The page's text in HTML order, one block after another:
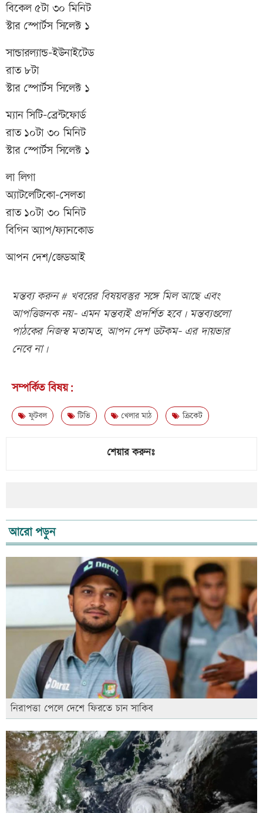
বিকেল ৫টা ৩০ মিনিট
স্টার স্পোর্টস সিলেক্ট ১
সান্ডারল্যান্ড-ইউনাইটেড
রাত ৮টা
স্টার স্পোর্টস সিলেক্ট ১
ম্যান সিটি-ব্রেন্টফোর্ড
রাত ১০টা ৩০ মিনিট
স্টার স্পোর্টস সিলেক্ট ১
লা লিগা
অ্যাটলেটিকো-সেলতা
রাত ১০টা ৩০ মিনিট
বিগিন অ্যাপ/ফ্যানকোড
আপন দেশ/জেডআই
মন্তব্য করুন # খবরের বিষয়বস্তুর সঙ্গে মিল আছে এবং
আপত্তিজনক নয়- এমন মন্তব্যই প্রদর্শিত হবে। মন্তব্যগুলো
পাঠকের নিজস্ব মতামত, আপন দেশ ডটকম- এর দায়ভার
নেবে না।
সম্পর্কিত বিষয়:
ফুটবল টিভি খেলার মাঠ ক্রিকেট
শেয়ার করুনঃ
আরো পড়ুন
নিরাপত্তা পেলে দেশে ফিরতে চান সাকিব